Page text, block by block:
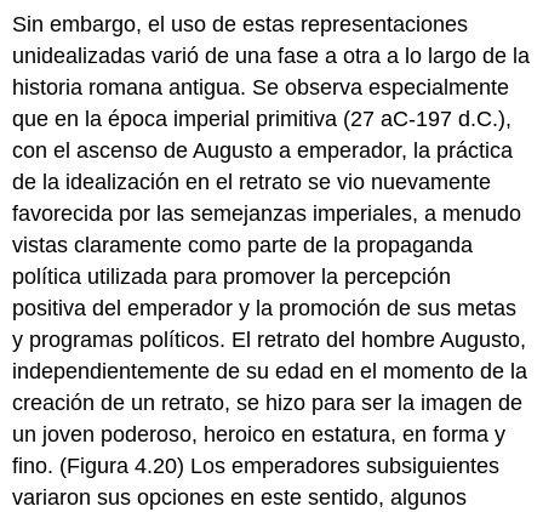
Sin embargo, el uso de estas representaciones
unidealizadas varió de una fase a otra a lo largo de la
historia romana antigua. Se observa especialmente
que en la época imperial primitiva (27 aC-197 d.C.),
con el ascenso de Augusto a emperador, la práctica
de la idealización en el retrato se vio nuevamente
favorecida por las semejanzas imperiales, a menudo
vistas claramente como parte de la propaganda
política utilizada para promover la percepción
positiva del emperador y la promoción de sus metas
y programas políticos. El retrato del hombre Augusto,
independientemente de su edad en el momento de la
creación de un retrato, se hizo para ser la imagen de
un joven poderoso, heroico en estatura, en forma y
fino. (Figura 4.20) Los emperadores subsiguientes
variaron sus opciones en este sentido, algunos